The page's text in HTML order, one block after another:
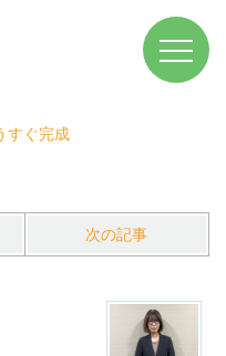
すぐ完成
次の記事